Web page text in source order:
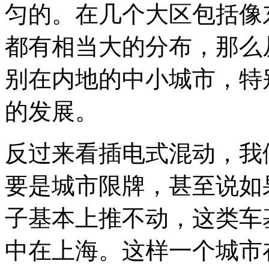
匀的。在几个大区包括
都有相当大的分布，那
别在内地的中小城市，
的发展。
反过来看插电式混动，
要是城市限牌，甚至说
子基本上推不动，这类
中在上海。这样一个城